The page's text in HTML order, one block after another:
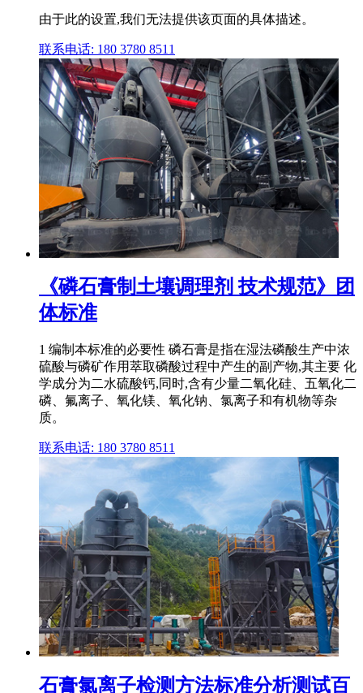
由于此的设置,我们无法提供该页面的具体描述。
联系电话: 180 3780 8511
《磷石膏制土壤调理剂 技术规范》团
体标准
1 编制本标准的必要性 磷石膏是指在湿法磷酸生产中浓
硫酸与磷矿作用萃取磷酸过程中产生的副产物,其主要 化
学成分为二水硫酸钙,同时,含有少量二氧化硅、五氧化二
磷、氟离子、氧化镁、氧化钠、氯离子和有机物等杂
质。
联系电话: 180 3780 8511
石膏氯离子检测方法标准分析测试百